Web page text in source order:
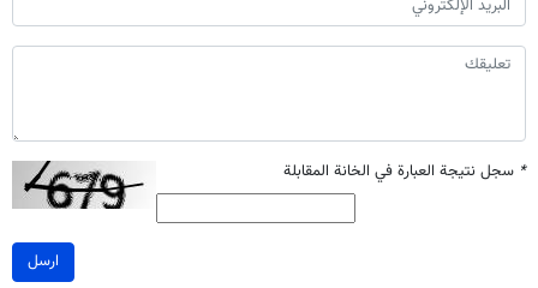
* سجل نتيجة العبارة في الخانة المقابلة
ارسل